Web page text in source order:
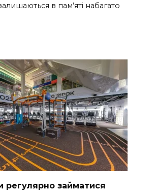
в пам’яті набагато
регулярно займатися